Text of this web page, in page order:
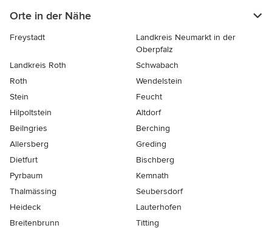
Orte in der Nähe
Freystadt
Landkreis Neumarkt in der
Oberpfalz
Landkreis Roth
Schwabach
Roth
Wendelstein
Stein
Feucht
Hilpoltstein
Altdorf
Beilngries
Berching
Allersberg
Greding
Dietfurt
Bischberg
Pyrbaum
Kemnath
Thalmässing
Seubersdorf
Heideck
Lauterhofen
Breitenbrunn
Titting